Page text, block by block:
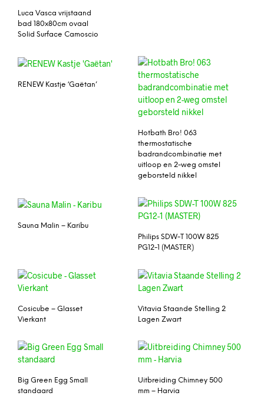
Luca Vasca vrijstaand
bad 180x80cm ovaal
Solid Surface Camoscio
RENEW Kastje ‘Gaëtan’
Hotbath Bro! 063
thermostatische
badrandcombinatie met
uitloop en 2-weg omstel
geborsteld nikkel
Sauna Malin – Karibu
Philips SDW-T 100W 825
PG12-1 (MASTER)
Cosicube – Glasset
Vierkant
Vitavia Staande Stelling 2
Lagen Zwart
Big Green Egg Small
standaard
Uitbreiding Chimney 500
mm – Harvia